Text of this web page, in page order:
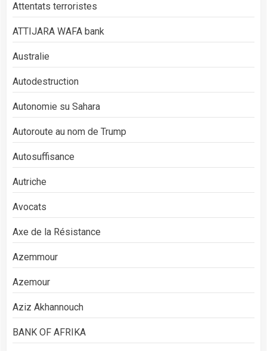
Attentats terroristes
ATTIJARA WAFA bank
Australie
Autodestruction
Autonomie su Sahara
Autoroute au nom de Trump
Autosuffisance
Autriche
Avocats
Axe de la Résistance
Azemmour
Azemour
Aziz Akhannouch
BANK OF AFRIKA